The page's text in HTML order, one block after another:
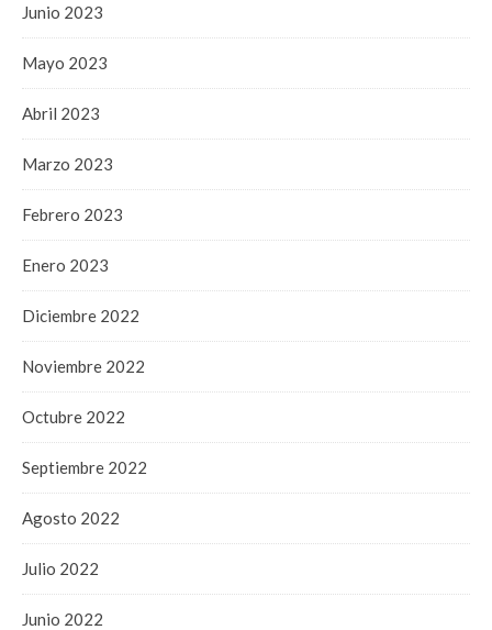
Junio 2023
Mayo 2023
Abril 2023
Marzo 2023
Febrero 2023
Enero 2023
Diciembre 2022
Noviembre 2022
Octubre 2022
Septiembre 2022
Agosto 2022
Julio 2022
Junio 2022